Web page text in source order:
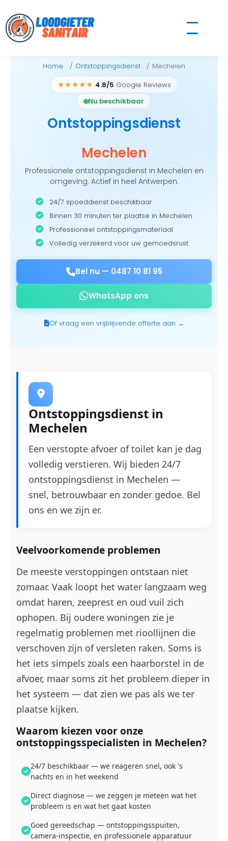
to
content
Home Ontstoppingsdienst Mechelen
★★★★★ 4.8/5 Google Reviews
Nu beschikbaar
Ontstoppingsdienst
Mechelen
Professionele ontstoppingsdienst in Mechelen en
omgeving. Actief in heel Antwerpen.
24/7 spoeddienst beschikbaar
Binnen 30 minuten ter plaatse in Mechelen
Professioneel ontstoppingsmateriaal
Volledig verzekerd voor uw gemoedsrust
Bel nu — 0487 10 81 95
WhatsApp ons
Of vraag een vrijblijvende offerte aan →
Ontstoppingsdienst in
Mechelen
Een verstopte afvoer of toilet kan je dag
volledig verstieren. Wij bieden 24/7
ontstoppingsdienst in Mechelen —
snel, betrouwbaar en zonder gedoe. Bel
ons en we zijn er.
Veelvoorkomende problemen
De meeste verstoppingen ontstaan niet
zomaar. Vaak loopt het water langzaam weg
omdat haren, zeeprest en oud vuil zich
ophopen. Bij oudere woningen zie je
regelmatig problemen met rioollijnen die
verschoven zijn of versleten raken. Soms is
het iets simpels zoals een haarborstel in de
afvoer, maar soms zit het probleem dieper in
het systeem — dat zien we pas als we ter
plaatse kijken.
Waarom kiezen voor onze
ontstoppingsspecialisten in Mechelen?
24/7 beschikbaar — we reageren snel, ook 's
nachts en in het weekend
Direct diagnose — we zeggen je meteen wat het
probleem is en wat het gaat kosten
Goed gereedschap — ontstoppingsspuiten,
camera-inspectie, en professionele apparatuur